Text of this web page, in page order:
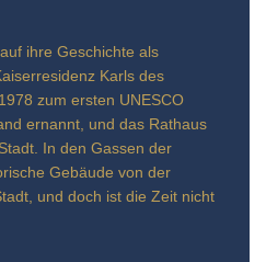
ihre Geschichte als
Karls des
zum ersten UNESCO
ernannt, und das Rathaus
In den Gassen der
Gebäude von der
und doch ist die Zeit nicht